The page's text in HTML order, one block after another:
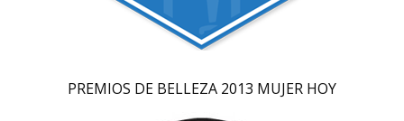
PREMIOS DE BELLEZA 2013 MUJER HOY